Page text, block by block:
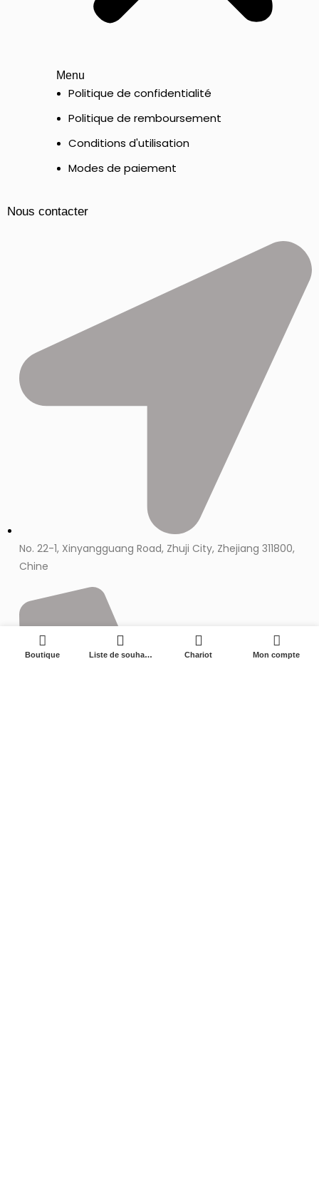
Menu
Politique de confidentialité
Politique de remboursement
Conditions d'utilisation
Modes de paiement
Nous contacter
No. 22-1, Xinyangguang Road, Zhuji City, Zhejiang 311800,
Chine
Boutique Liste de souhaits Chariot Mon compte